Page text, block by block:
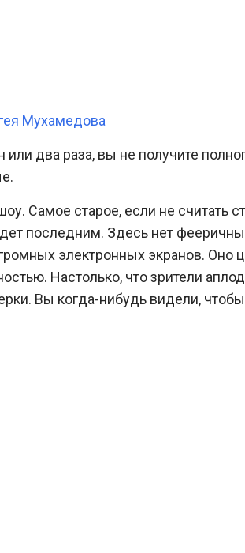
Мухамедова
или два раза, вы не получите
Самое старое, если не считать
последним. Здесь нет
электронных экранов. Оно
Настолько, что зрители
Вы когда-нибудь видели,